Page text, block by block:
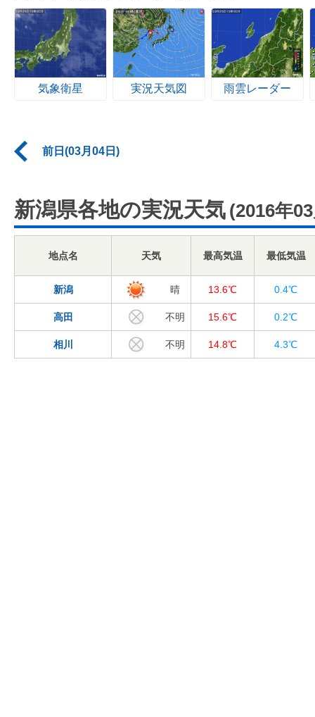
気象衛星 実況天気図 雨雲レーダー
前日(03月04日)
新潟県各地の実況天気 (2016年
地点名 天気 最高気温 最低気温
新潟 晴 13.6℃ 0.4℃
高田 不明 15.6℃ 0.2℃
相川 不明 14.8℃ 4.3℃